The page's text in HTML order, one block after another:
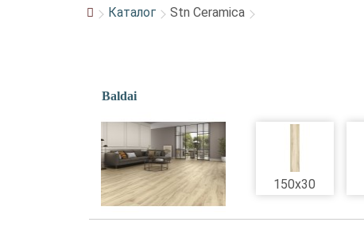
Каталог Stn Ceramica
Baldai
150x30